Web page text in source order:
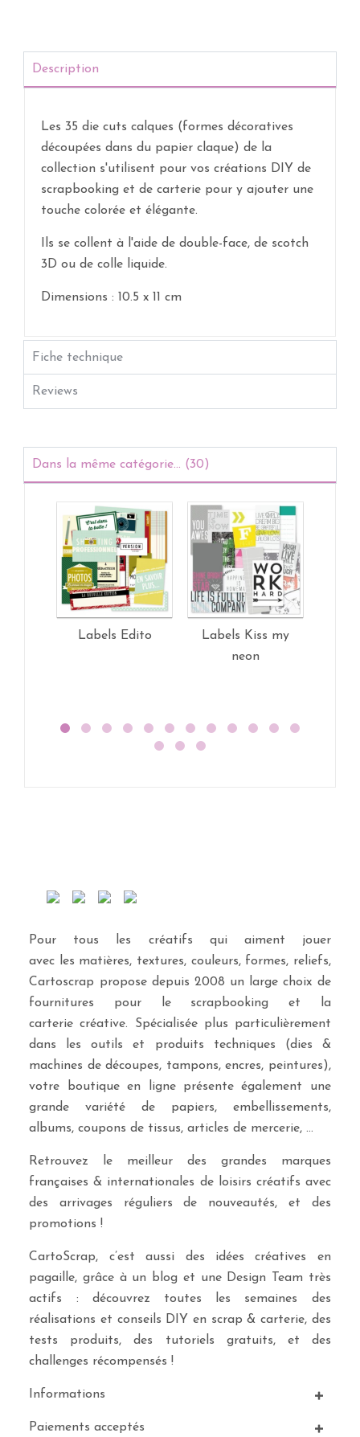
Description
Les 35 die cuts calques (formes décoratives
découpées dans du papier claque) de la
collection s'utilisent pour vos créations DIY de
scrapbooking et de carterie pour y ajouter une
touche colorée et élégante.
Ils se collent à l'aide de double-face, de scotch
3D ou de colle liquide.
Dimensions : 10.5 x 11 cm
Fiche technique
Reviews
Dans la même catégorie... (30)
Labels Edito
Labels Kiss my
neon
Pour tous les créatifs qui aiment jouer
avec les matières, textures, couleurs, formes, reliefs,
Cartoscrap propose depuis 2008 un large choix de
fournitures pour le scrapbooking et la
carterie créative. Spécialisée plus particulièrement
dans les outils et produits techniques (dies &
machines de découpes, tampons, encres, peintures),
votre boutique en ligne présente également une
grande variété de papiers, embellissements,
albums, coupons de tissus, articles de mercerie, …
Retrouvez le meilleur des grandes marques
françaises & internationales de loisirs créatifs avec
des arrivages réguliers de nouveautés, et des
promotions !
CartoScrap, c’est aussi des idées créatives en
pagaille, grâce à un blog et une Design Team très
actifs : découvrez toutes les semaines des
réalisations et conseils DIY en scrap & carterie, des
tests produits, des tutoriels gratuits, et des
challenges récompensés !
Informations
Paiements acceptés